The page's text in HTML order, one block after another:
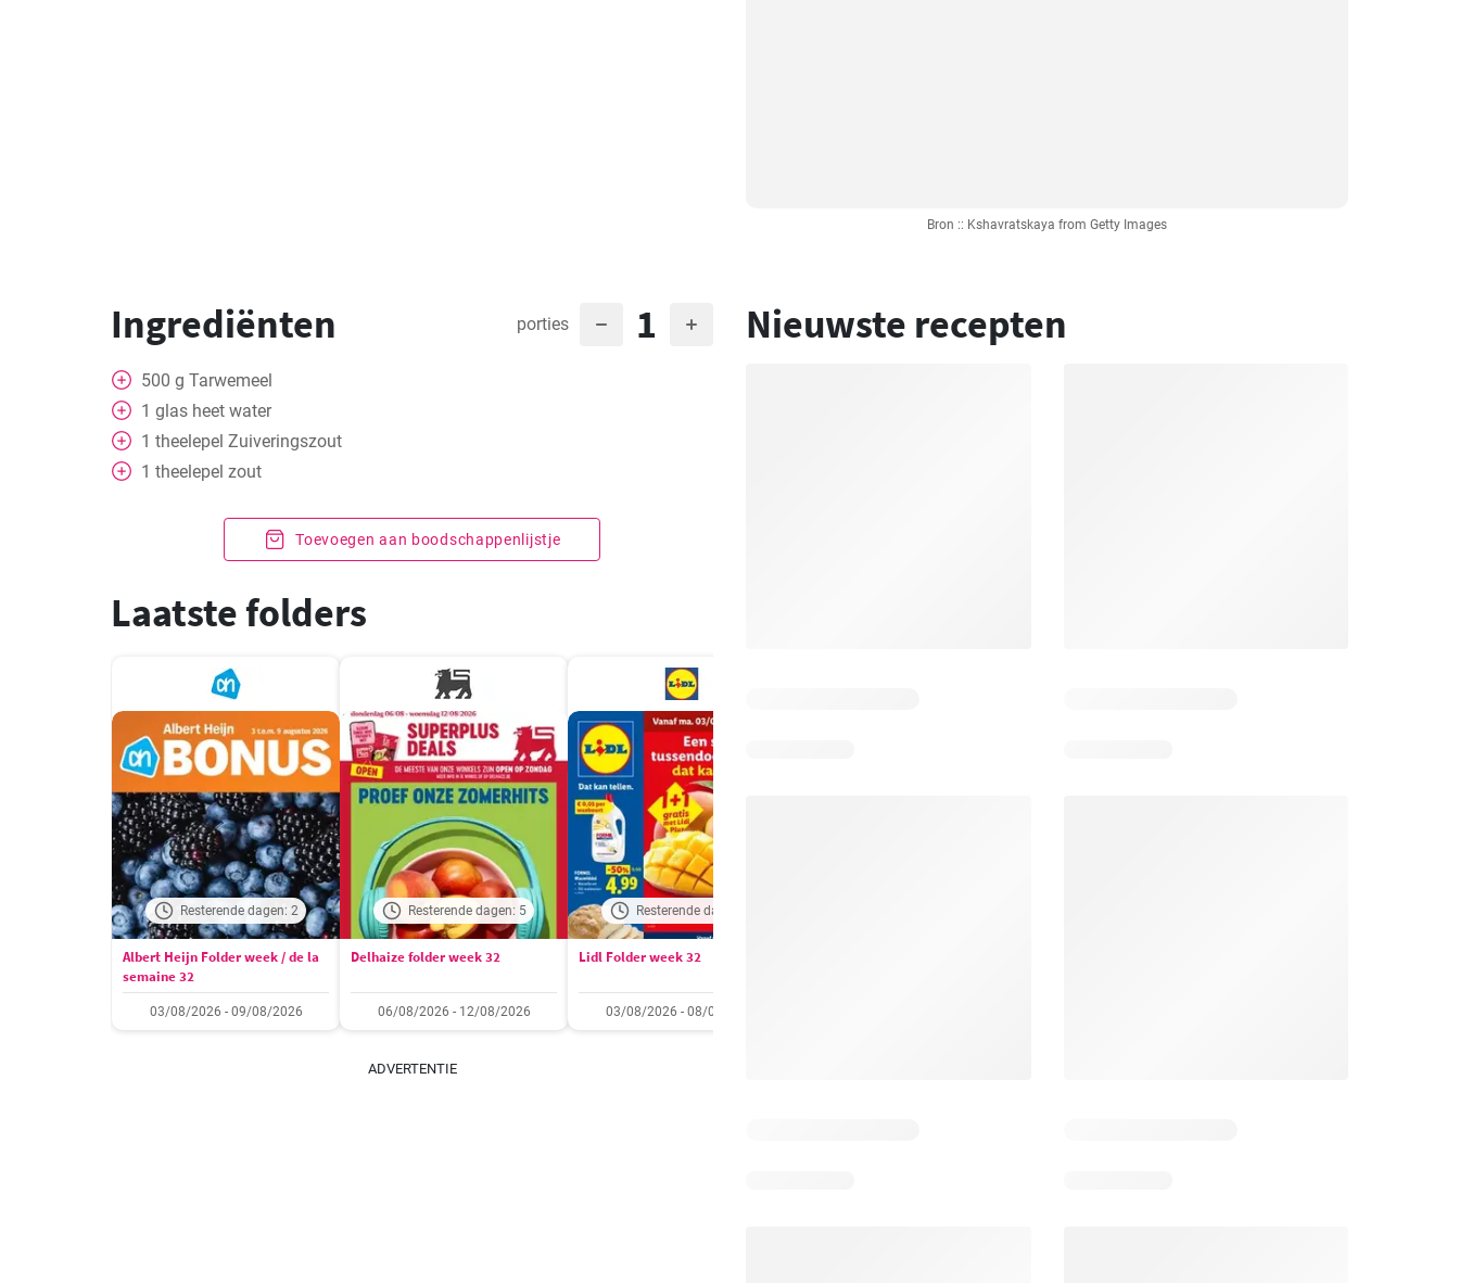
Bron :: Kshavratskaya from Getty Images
Ingrediënten porties 1
500 g Tarwemeel
1 glas heet water
1 theelepel Zuiveringszout
1 theelepel zout
Toevoegen aan boodschappenlijstje
Laatste folders
Resterende dagen: 2
Albert Heijn Folder week / de la
semaine 32
03/08/2026 - 09/08/2026
Resterende dagen: 5
Delhaize folder week 32
06/08/2026 - 12/08/2026
Resterende dagen: 1
Lidl Folder week 32
03/08/2026 - 08/08/2026
ADVERTENTIE
Nieuwste recepten